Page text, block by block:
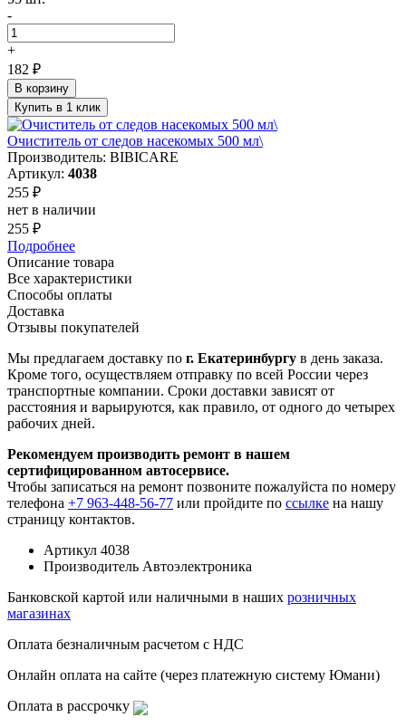
-
+
182 ₽
В корзину
Купить в 1 клик
Очиститель от следов насекомых 500 мл\
Производитель: BIBICARE
Артикул: 4038
255 ₽
нет в наличии
255 ₽
Подробнее
Описание товара
Все характеристики
Способы оплаты
Доставка
Отзывы покупателей
Мы предлагаем доставку по г. Екатеринбургу в день заказа.
Кроме того, осуществляем отправку по всей России через
транспортные компании. Сроки доставки зависят от
расстояния и варьируются, как правило, от одного до четырех
рабочих дней.
Рекомендуем производить ремонт в нашем
сертифицированном автосервисе.
Чтобы записаться на ремонт позвоните пожалуйста по номеру
телефона +7 963-448-56-77 или пройдите по ссылке на нашу
страницу контактов.
Артикул 4038
Производитель Автоэлектроника
Банковской картой или наличными в наших розничных
магазинах
Оплата безналичным расчетом с НДС
Онлайн оплата на сайте (через платежную систему Юмани)
Оплата в рассрочку